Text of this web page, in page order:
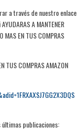
a través de nuestro enlace
A MANTENER
MAS EN TUS COMPRAS
TUS COMPRAS AMAZON
últimas publicaciones: